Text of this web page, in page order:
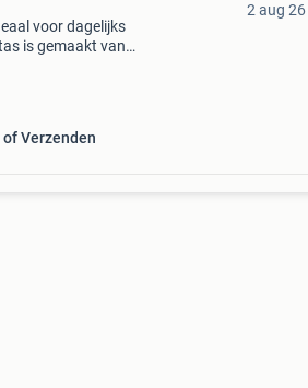
voor dagelijks
is gemaakt van
Verzenden
2 aug 26